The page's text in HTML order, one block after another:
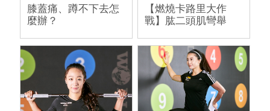
膝蓋痛、蹲不下去怎
麼辦？
【燃燒卡路里大作
戰】肱二頭肌彎舉